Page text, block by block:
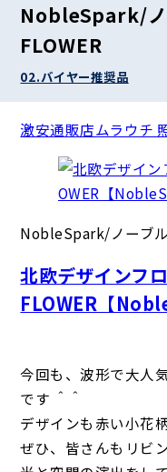
NobleSpark/ノ
FLOWER
02.バイヤー推奨品
激安通販店ムラウチ
NobleSpark/ノーブ
北欧デザインフ
FLOWER【
今回も、波形で大人
です ＾＾
デザインも赤い小花
ぜひ、皆さんもリビ